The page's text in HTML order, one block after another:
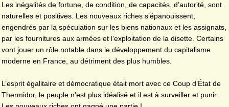
Les inégalités de fortune, de condition, de capacités, d’autorité, sont
naturelles et positives. Les nouveaux riches s’épanouissent,
engendrés par la spéculation sur les biens nationaux et les assignats,
par les fournitures aux armées et l’exploitation de la disette. Certains
vont jouer un rôle notable dans le développement du capitalisme
moderne en France, au détriment des plus humbles.
L’esprit égalitaire et démocratique était mort avec ce Coup d’État de
Thermidor, le peuple n’est plus idéalisé et il est à surveiller et punir.